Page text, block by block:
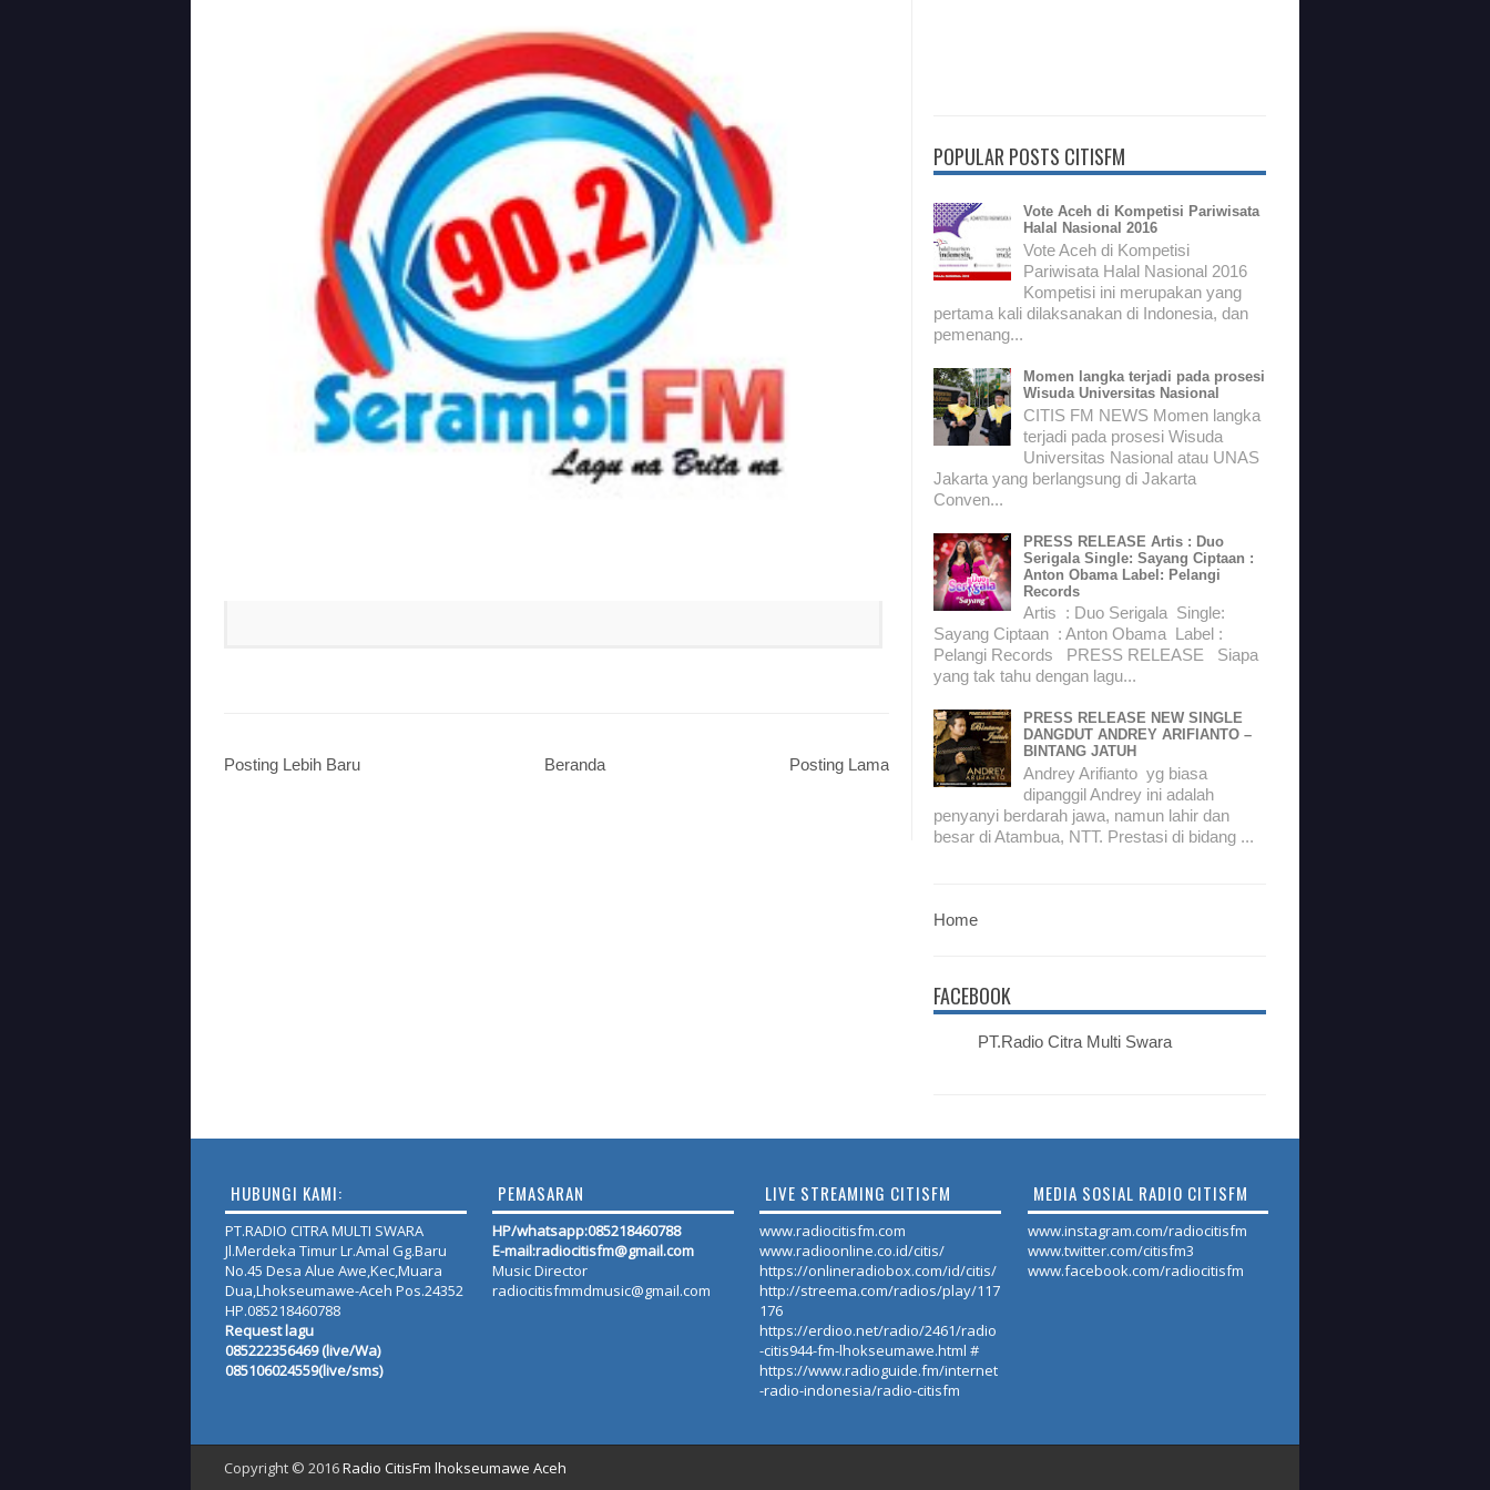
Posting Lebih Baru Posting Lama
Beranda
POPULAR POSTS CITISFM
Vote Aceh di Kompetisi Pariwisata
Halal Nasional 2016
Vote Aceh di Kompetisi
Pariwisata Halal Nasional 2016
Kompetisi ini merupakan yang
pertama kali dilaksanakan di Indonesia, dan
pemenang...
Momen langka terjadi pada prosesi
Wisuda Universitas Nasional
CITIS FM NEWS Momen langka
terjadi pada prosesi Wisuda
Universitas Nasional atau UNAS
Jakarta yang berlangsung di Jakarta
Conven...
PRESS RELEASE Artis : Duo
Serigala Single: Sayang Ciptaan :
Anton Obama Label: Pelangi
Records
Artis : Duo Serigala Single:
Sayang Ciptaan : Anton Obama Label :
Pelangi Records PRESS RELEASE Siapa
yang tak tahu dengan lagu...
PRESS RELEASE NEW SINGLE
DANGDUT ANDREY ARIFIANTO –
BINTANG JATUH
Andrey Arifianto yg biasa
dipanggil Andrey ini adalah
penyanyi berdarah jawa, namun lahir dan
besar di Atambua, NTT. Prestasi di bidang ...
Home
FACEBOOK
PT.Radio Citra Multi Swara
HUBUNGI KAMI:
PT.RADIO CITRA MULTI SWARA
Jl.Merdeka Timur Lr.Amal Gg.Baru
No.45 Desa Alue Awe,Kec,Muara
Dua,Lhokseumawe-Aceh Pos.24352
HP.085218460788
Request lagu
085222356469 (live/Wa)
085106024559(live/sms)
PEMASARAN
HP/whatsapp:085218460788
E-mail:radiocitisfm@gmail.com
Music Director
radiocitisfmmdmusic@gmail.com
LIVE STREAMING CITISFM
www.radiocitisfm.com
www.radioonline.co.id/citis/
https://onlineradiobox.com/id/citis/
http://streema.com/radios/play/117
176
https://erdioo.net/radio/2461/radio
-citis944-fm-lhokseumawe.html #
https://www.radioguide.fm/internet
-radio-indonesia/radio-citisfm
MEDIA SOSIAL RADIO CITISFM
www.instagram.com/radiocitisfm
www.twitter.com/citisfm3
www.facebook.com/radiocitisfm
Copyright © 2016Radio CitisFm lhokseumawe Aceh